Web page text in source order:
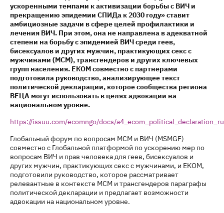
ускоренными темпами к активизации борьбы с ВИЧ и
прекращению эпидемии СПИДа к 2030 году» ставит
амбициозные задачи в сфере целей профилактики и
лечения ВИЧ. При этом, она не направлена в адекватной
степени на борьбу с эпидемией ВИЧ среди геев,
бисексуалов и других мужчин, практикующих секс с
мужчинами (МСМ), трансгендеров и других ключевых
групп населения. ЕКОМ совместно с партнерами
подготовила руководство, анализирующее текст
политической декларации, которое сообщества региона
ВЕЦА могут использовать в целях адвокации на
национальном уровне.
https://issuu.com/ecomngo/docs/
Глобальный форум по вопросам МСМ и ВИЧ (MSMGF)
совместно с Глобальной платформой по ускорению мер по
вопросам ВИЧ и прав человека для геев, бисексуалов и
других мужчин, практикующих секс с мужчинами, и ЕКОМ,
подготовили руководство, которое рассматривает
релевантные в контексте МСМ и трансгендеров параграфы
политической декларации и предлагает возможности
адвокации на национальном уровне.